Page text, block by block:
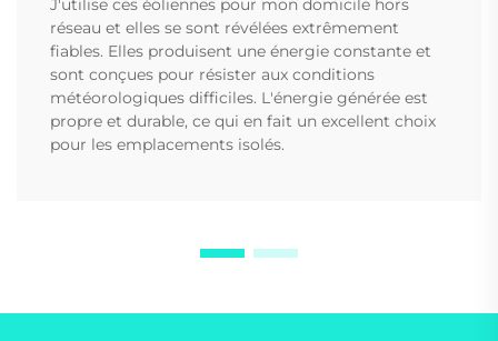
J'utilise ces éoliennes pour mon domicile hors
réseau et elles se sont révélées extrêmement
fiables. Elles produisent une énergie constante et
sont conçues pour résister aux conditions
météorologiques difficiles. L'énergie générée est
propre et durable, ce qui en fait un excellent choix
pour les emplacements isolés.